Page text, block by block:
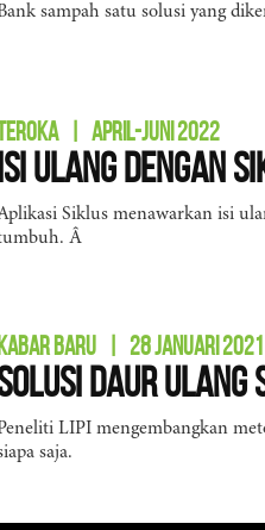
sampah satu solusi yang
APRIL-JUNI 2022
Ulang dengan
Siklus menawarkan isi
Â
KABAR BARU 28 JANUARI 2021
Daur Ulang
LIPI mengembangkan
saja.